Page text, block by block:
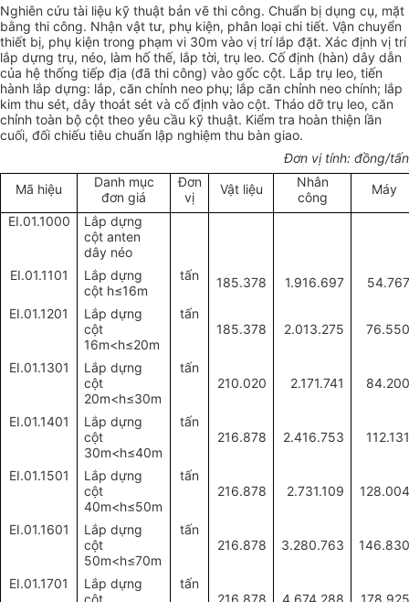
Nghiên cứu tài liệu kỹ thuật bản vẽ thi công. Chuẩn bị dụng cụ, mặt
bằng thi công. Nhận vật tư, phụ kiện, phân loại chi tiết. Vận chuyển
thiết bị, phụ kiện trong phạm vi 30m vào vị trí lắp đặt. Xác định vị trí
lắp dựng trụ, néo, làm hố thế, lắp tời, trụ leo. Cố định (hàn) dây dẫn
của hệ thống tiếp địa (đã thi công) vào gốc cột. Lắp trụ leo, tiến
hành lắp dựng: lắp, căn chỉnh neo phụ; lắp căn chỉnh neo chính; lắp
kim thu sét, dây thoát sét và cố định vào cột. Tháo dỡ trụ leo, căn
chỉnh toàn bộ cột theo yêu cầu kỹ thuật. Kiểm tra hoàn thiện lần
cuối, đối chiếu tiêu chuẩn lập nghiệm thu bàn giao.
Đơn vị tính: đồng/tấn
Mã hiệu
Danh mục
đơn giá
Đơn
vị
Vật liệu
Nhân
công
Máy
EI.01.1000
Lắp dựng
cột anten
dây néo
EI.01.1101
Lắp dựng
cột h≤16m
tấn 185.378 1.916.697
54.767
EI.01.1201
Lắp dựng
cột
16m<h≤20m
tấn
185.378
2.013.275 76.550
EI.01.1301
Lắp dựng
cột
20m<h≤30m
tấn
210.020
2.171.741 84.200
EI.01.1401
Lắp dựng
cột
30m<h≤40m
tấn
216.878
2.416.753 112.131
EI.01.1501
Lắp dựng
cột
40m<h≤50m
tấn
216.878
2.731.109 128.004
EI.01.1601
Lắp dựng
cột
50m<h≤70m
tấn
216.878
3.280.763 146.830
EI.01.1701
Lắp dựng
cột
tấn
216.878
4.674.288 178.925